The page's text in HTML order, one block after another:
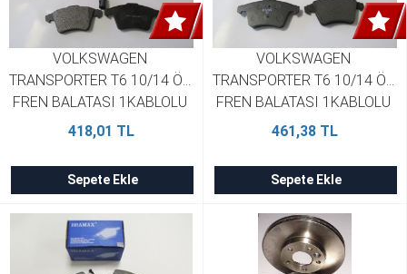
VOLKSWAGEN
TRANSPORTER T6 10/14 ÖN
FREN BALATASI 1KABLOLU
DİSK
BRAMA 7H0698151A
418,01 TL
Sepete Ekle
VOLKSWAGEN
TRANSPORTER T6 10/14 ÖN
FREN BALATASI 1KABLOLU
DİSK
FMK 7H0698151A
461,38 TL
Sepete Ekle